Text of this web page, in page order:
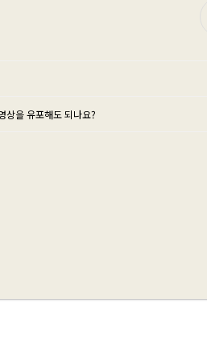
상을 유포해도 되나요?